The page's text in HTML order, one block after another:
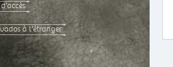
à l'étranger